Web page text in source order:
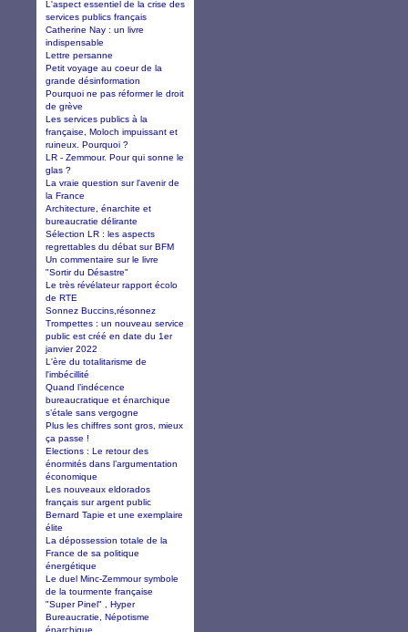
L'aspect essentiel de la crise des
services publics français
Catherine Nay : un livre
indispensable
Lettre persanne
Petit voyage au coeur de la
grande désinformation
Pourquoi ne pas réformer le droit
de grève
Les services publics à la
française, Moloch impuissant et
ruineux. Pourquoi ?
LR - Zemmour. Pour qui sonne le
glas ?
La vraie question sur l'avenir de
la France
Architecture, énarchite et
bureaucratie délirante
Sélection LR : les aspects
regrettables du débat sur BFM
Un commentaire sur le livre
"Sortir du Désastre"
Le très révélateur rapport écolo
de RTE
Sonnez Buccins,résonnez
Trompettes : un nouveau service
public est créé en date du 1er
janvier 2022
L'ère du totalitarisme de
l'imbécillité
Quand l’indécence
bureaucratique et énarchique
s’étale sans vergogne
Plus les chiffres sont gros, mieux
ça passe !
Elections : Le retour des
énormités dans l’argumentation
économique
Les nouveaux eldorados
français sur argent public
Bernard Tapie et une exemplaire
élite
La dépossession totale de la
France de sa politique
énergétique
Le duel Minc-Zemmour symbole
de la tourmente française
"Super Pinel" , Hyper
Bureaucratie, Népotisme
énarchique